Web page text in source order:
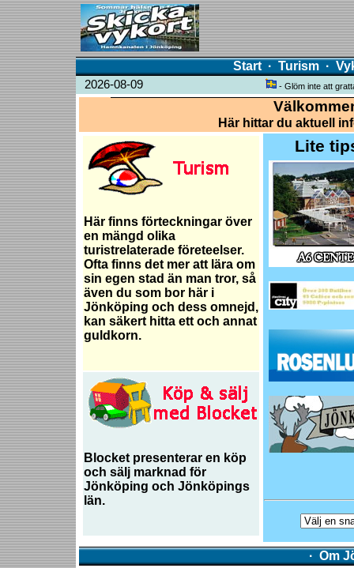
Start · Turism ·
2026-08-09 - Glöm inte att
Här hittar du aktuell
Här finns förteckningar över
en mängd olika
turistrelaterade företeelser.
Ofta finns det mer att lära om
sin egen stad än man tror, så
även du som bor här i
Jönköping och dess omnejd,
kan säkert hitta ett och annat
guldkorn.
Blocket presenterar en köp
och sälj marknad för
Jönköping och Jönköpings
län.
Lite
· Om